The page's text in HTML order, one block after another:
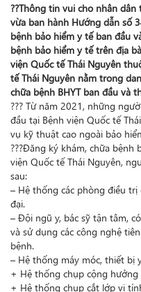
??Thông tin vui cho nhân
vừa ban hành Hướng dẫn số
bệnh bảo hiểm y tế ban đầu
bệnh bảo hiểm y tế trên địa
viện Quốc tế Thái Nguyên
tế Thái Nguyên nằm trong
chữa bệnh BHYT ban đầu và
??? Từ năm 2021, những
đầu tại Bệnh viện Quốc tế
vụ kỹ thuật cao ngoài bảo
???Đăng ký khám, chữa bệnh
viện Quốc tế Thái Nguyên,
sau:
– Hệ thống các phòng điều
đại.
– Đội ngũ y, bác sỹ tận tâm,
và sử dụng các công nghệ
bệnh.
– Hệ thống máy móc, thiết bị
+ Hệ thống chụp cộng hưởng
+ Hệ thống chụp cắt lớp vi